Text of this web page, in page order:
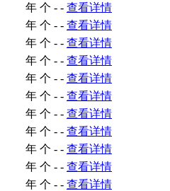
年 个 - - 查看详情
年 个 - - 查看详情
年 个 - - 查看详情
年 个 - - 查看详情
年 个 - - 查看详情
年 个 - - 查看详情
年 个 - - 查看详情
年 个 - - 查看详情
年 个 - - 查看详情
年 个 - - 查看详情
年 个 - - 查看详情